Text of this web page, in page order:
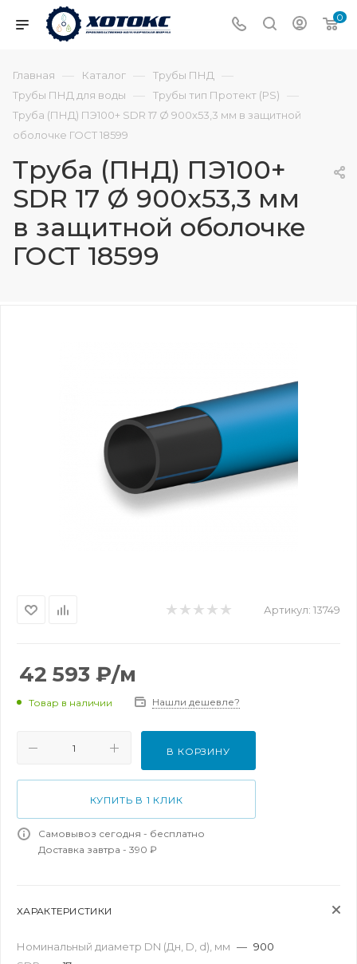
0
Главная — Каталог — Трубы ПНД —
Трубы ПНД для воды — Трубы тип Протект (PS) —
Труба (ПНД) ПЭ100+ SDR 17 Ø 900х53,3 мм в защитной
оболочке ГОСТ 18599
Труба (ПНД) ПЭ100+
SDR 17 Ø 900х53,3 мм
в защитной оболочке
ГОСТ 18599
Артикул: 13749
42 593 ₽/м
Товар в наличии Нашли дешевле?
В КОРЗИНУ
КУПИТЬ В 1 КЛИК
Самовывоз сегодня - бесплатно
Доставка завтра - 390 ₽
ХАРАКТЕРИСТИКИ
Номинальный диаметр DN (Дн, D, d), мм — 900